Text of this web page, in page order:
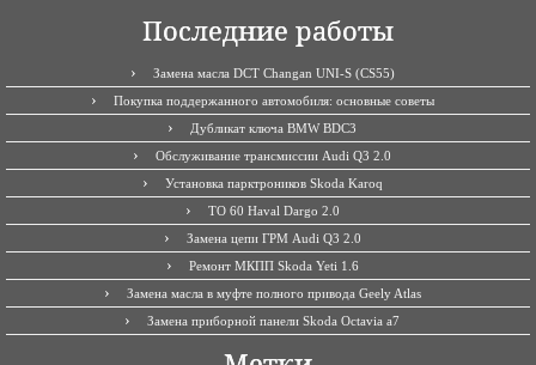
Последние работы
Замена масла DCT Changan UNI-S (CS55)
Покупка поддержанного автомобиля: основные советы
Дубликат ключа BMW BDC3
Обслуживание трансмиссии Audi Q3 2.0
Установка парктроников Skoda Karoq
ТО 60 Haval Dargo 2.0
Замена цепи ГРМ Audi Q3 2.0
Ремонт МКПП Skoda Yeti 1.6
Замена масла в муфте полного привода Geely Atlas
Замена приборной панели Skoda Octavia a7